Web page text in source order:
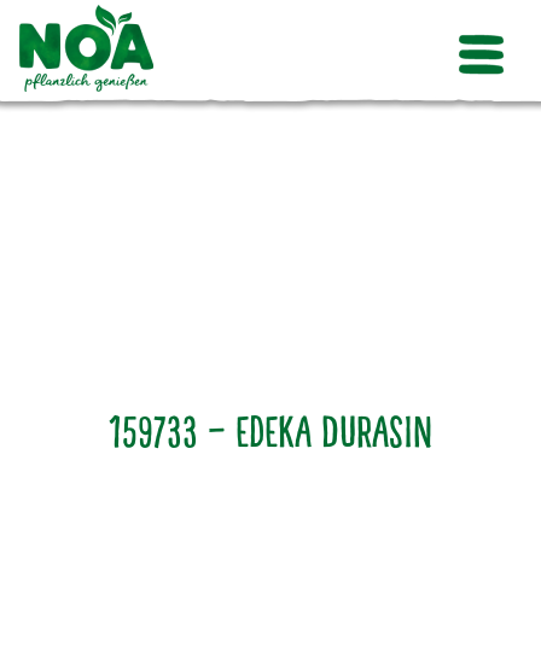
159733 – Edeka Durasin